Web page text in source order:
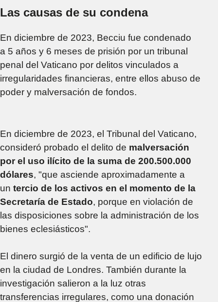
Las causas de su condena
En diciembre de 2023, Becciu fue condenado
a 5 años y 6 meses de prisión por un tribunal
penal del Vaticano por delitos vinculados a
irregularidades financieras, entre ellos abuso de
poder y malversación de fondos.
En diciembre de 2023, el Tribunal del Vaticano,
consideró probado el delito de malversación
por el uso ilícito de la suma de 200.500.000
dólares, "que asciende aproximadamente a
un tercio de los activos en el momento de la
Secretaría de Estado, porque en violación de
las disposiciones sobre la administración de los
bienes eclesiásticos".
El dinero surgió de la venta de un edificio de lujo
en la ciudad de Londres. También durante la
investigación salieron a la luz otras
transferencias irregulares, como una donación